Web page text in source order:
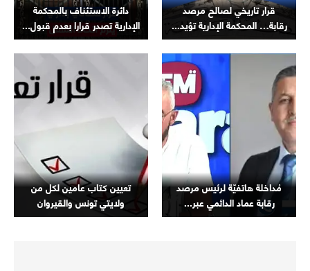
قرار تاريخي لصالح مرصد
رقابة… المحكمة الإدارية تؤيد...
دائرة الاستئناف بالمحكمة
الإدارية تصدر قرارا بعدم قبول...
مُداخلة هاتفيّة لرئيس مرصد
رقابة عماد الدائمي عبر...
تعيين كتاب عامين لكل من
ولايتي تونس والقيروان